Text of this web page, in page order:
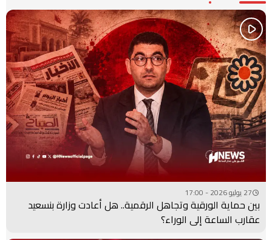
27 يوليو 2026 - 17:00
بين حماية الورقية وتجاهل الرقمية.. هل أعادت وزارة بنسعيد
عقارب الساعة إلى الوراء؟